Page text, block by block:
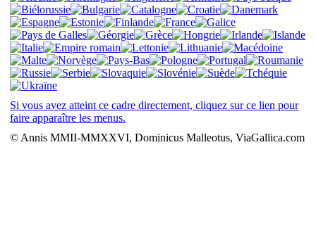
Si vous avez atteint ce cadre directement, cliquez sur ce lien pour
faire apparaître les menus.
© Annis MMII-MMXXVI, Dominicus Malleotus, ViaGallica.com